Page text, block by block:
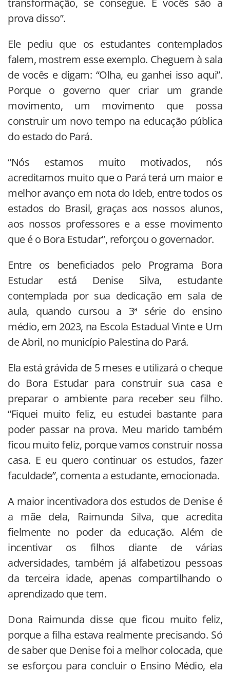
transformação, se consegue. E vocês são a
prova disso”.
Ele pediu que os estudantes contemplados
falem, mostrem esse exemplo. Cheguem à sala
de vocês e digam: “Olha, eu ganhei isso aqui”.
Porque o governo quer criar um grande
movimento, um movimento que possa
construir um novo tempo na educação pública
do estado do Pará.
“Nós estamos muito motivados, nós
acreditamos muito que o Pará terá um maior e
melhor avanço em nota do Ideb, entre todos os
estados do Brasil, graças aos nossos alunos,
aos nossos professores e a esse movimento
que é o Bora Estudar”, reforçou o governador.
Entre os beneficiados pelo Programa Bora
Estudar está Denise Silva, estudante
contemplada por sua dedicação em sala de
aula, quando cursou a 3ª série do ensino
médio, em 2023, na Escola Estadual Vinte e Um
de Abril, no município Palestina do Pará.
Ela está grávida de 5 meses e utilizará o cheque
do Bora Estudar para construir sua casa e
preparar o ambiente para receber seu filho.
“Fiquei muito feliz, eu estudei bastante para
poder passar na prova. Meu marido também
ficou muito feliz, porque vamos construir nossa
casa. E eu quero continuar os estudos, fazer
faculdade”, comenta a estudante, emocionada.
A maior incentivadora dos estudos de Denise é
a mãe dela, Raimunda Silva, que acredita
fielmente no poder da educação. Além de
incentivar os filhos diante de várias
adversidades, também já alfabetizou pessoas
da terceira idade, apenas compartilhando o
aprendizado que tem.
Dona Raimunda disse que ficou muito feliz,
porque a filha estava realmente precisando. Só
de saber que Denise foi a melhor colocada, que
se esforçou para concluir o Ensino Médio, ela